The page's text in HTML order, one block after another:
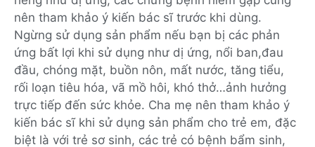
nên tham khảo ý kiến bác sĩ trước khi dùng.
Ngừng sử dụng sản phẩm nếu bạn bị các phản
ứng bất lợi khi sử dụng như dị ứng, nổi ban,đau
đầu, chóng mặt, buồn nôn, mất nước, tăng tiểu,
rối loạn tiêu hóa, vã mồ hôi, khó thở…ảnh hưởng
trực tiếp đến sức khỏe. Cha mẹ nên tham khảo ý
kiến bác sĩ khi sử dụng sản phẩm cho trẻ em, đặc
biệt là với trẻ sơ sinh, các trẻ có bệnh bẩm sinh,